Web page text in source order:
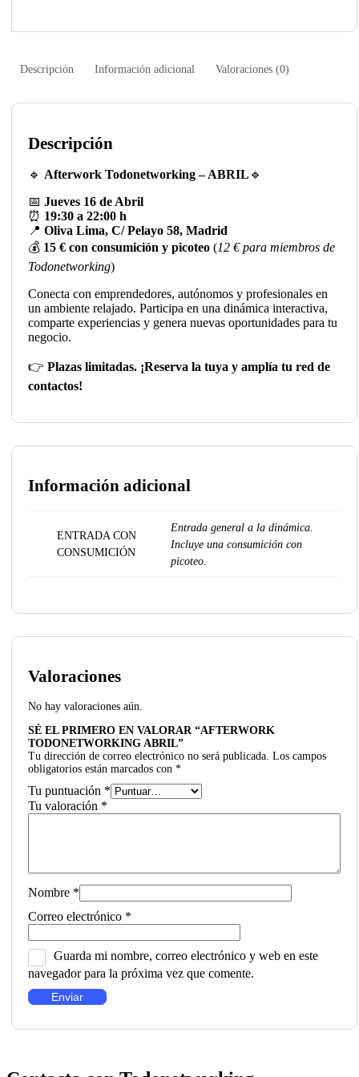
Descripción Información adicional Valoraciones (0)
Descripción
🔹 Afterwork Todonetworking – ABRIL 🔹
📅Jueves 16 de Abril
⏰ 19:30 a 22:00 h
📍Oliva Lima, C/ Pelayo 58, Madrid
💰 15 € con consumición y picoteo (12 € para miembros de
Todonetworking)
Conecta con emprendedores, autónomos y profesionales en
un ambiente relajado. Participa en una dinámica interactiva,
comparte experiencias y genera nuevas oportunidades para tu
negocio.
👉Plazas limitadas. ¡Reserva la tuya y amplía tu red de
contactos!
Información adicional
ENTRADA CON
CONSUMICIÓN
Entrada general a la dinámica.
Incluye una consumición con
picoteo.
Valoraciones
No hay valoraciones aún.
SÉ EL PRIMERO EN VALORAR “AFTERWORK
TODONETWORKING ABRIL”
Tu dirección de correo electrónico no será publicada. Los campos
obligatorios están marcados con*
Tu puntuación *
Tu valoración *
Nombre *
Correo electrónico *
Guarda mi nombre, correo electrónico y web en este
navegador para la próxima vez que comente.